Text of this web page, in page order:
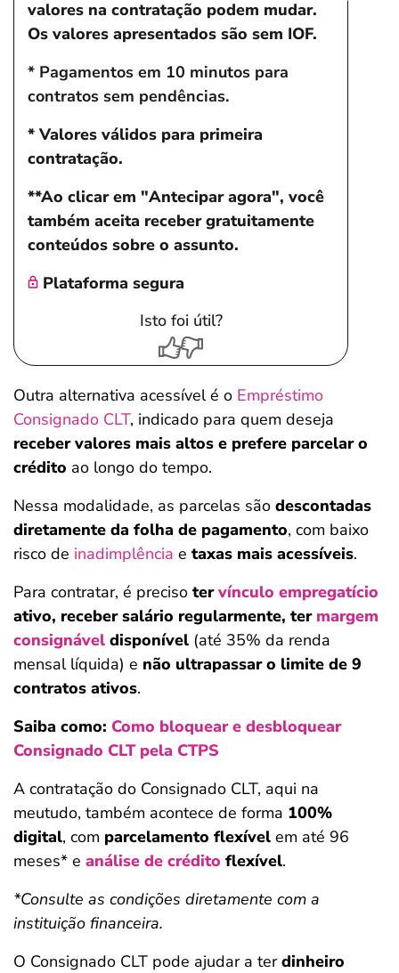
valores na contratação podem mudar.
Os valores apresentados são sem IOF.
* Pagamentos em 10 minutos para
contratos sem pendências.
* Valores válidos para primeira
contratação.
**Ao clicar em "Antecipar agora", você
também aceita receber gratuitamente
conteúdos sobre o assunto.
Plataforma segura
Isto foi útil?
Outra alternativa acessível é o Empréstimo
Consignado CLT, indicado para quem deseja
receber valores mais altos e prefere parcelar o
crédito ao longo do tempo.
Nessa modalidade, as parcelas são descontadas
diretamente da folha de pagamento, com baixo
risco de inadimplência e taxas mais acessíveis.
Para contratar, é preciso ter vínculo empregatício
ativo, receber salário regularmente, ter margem
consignável disponível (até 35% da renda
mensal líquida) e não ultrapassar o limite de 9
contratos ativos.
Saiba como: Como bloquear e desbloquear
Consignado CLT pela CTPS
A contratação do Consignado CLT, aqui na
meutudo, também acontece de forma 100%
digital, com parcelamento flexível em até 96
meses* e análise de crédito flexível.
*Consulte as condições diretamente com a
instituição financeira.
O Consignado CLT pode ajudar a terdinheiro